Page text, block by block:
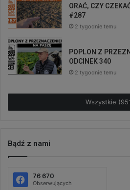
ORAĆ, CZY
#287
2 tygodnie temu
POPLON Z
ODCINEK 340
2 tygodnie temu
Wszystkie
Bądź z nami
76 670
Obserwujących